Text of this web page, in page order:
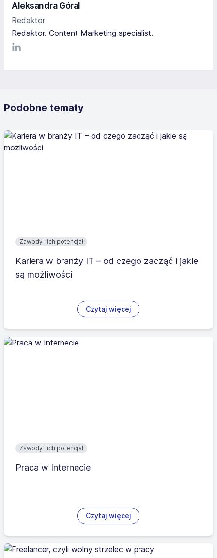
Aleksandra Góral
Redaktor
Redaktor. Content Marketing specialist.
LinkediIn
Podobne tematy
Zawody i ich potencjał
Kariera w branży IT – od czego zacząć i jakie
są możliwości
Czytaj więcej
Zawody i ich potencjał
Praca w Internecie
Czytaj więcej